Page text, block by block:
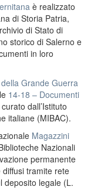
è realizzato
di Storia Patria,
di Stato di
storico di Salerno e
in loro
Grande Guerra
14-18 – Documenti
dall’Istituto
italiane (MIBAC).
Magazzini
Nazionali
permanente
tramite rete
deposito legale (L.